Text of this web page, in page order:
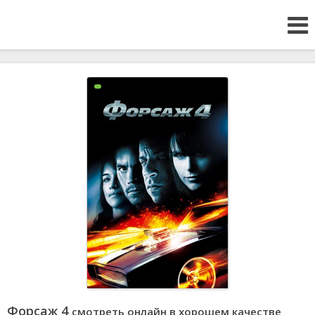
Форсаж 4 смотреть онлайн в хорошем качестве